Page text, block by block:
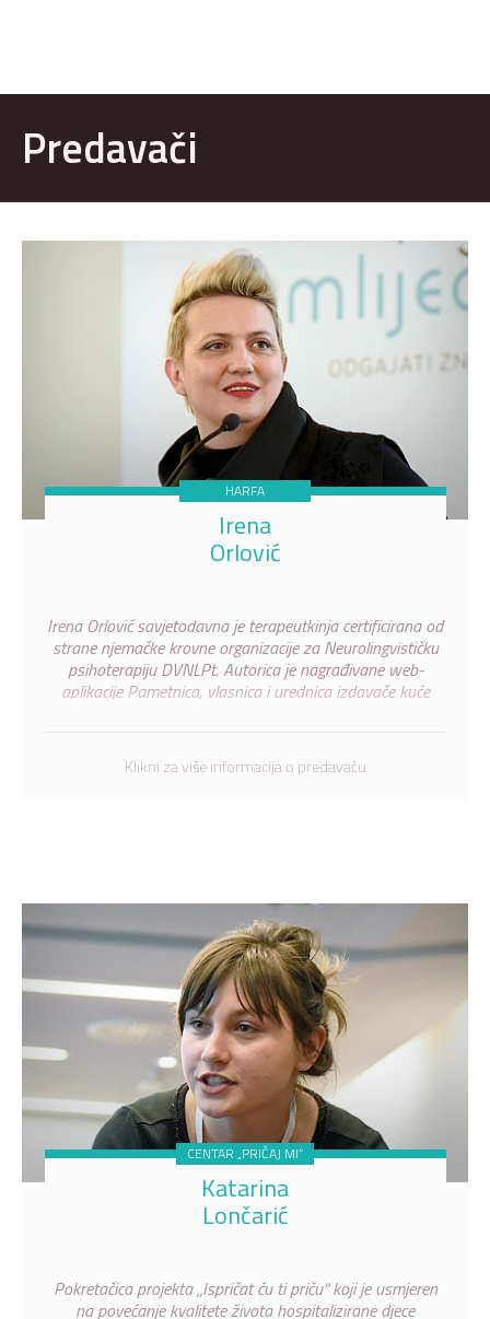
Predavači
HARFA
Irena
Orlović
Irena Orlović savjetodavna je terapeutkinja certificirana od
strane njemačke krovne organizacije za Neurolingvističku
psihoterapiju DVNLPt. Autorica je nagrađivane web-
aplikacije Pametnica, vlasnica i urednica izdavače kuće
literaturu uglednih svjetskih neuroznanstvenika.
Klikni za više informacija o predavaču
CENTAR „PRIČAJ MI“
Katarina
Lončarić
Pokretačica projekta „Ispričat ću ti priču“ koji je usmjeren
na povećanje kvalitete života hospitalizirane djece